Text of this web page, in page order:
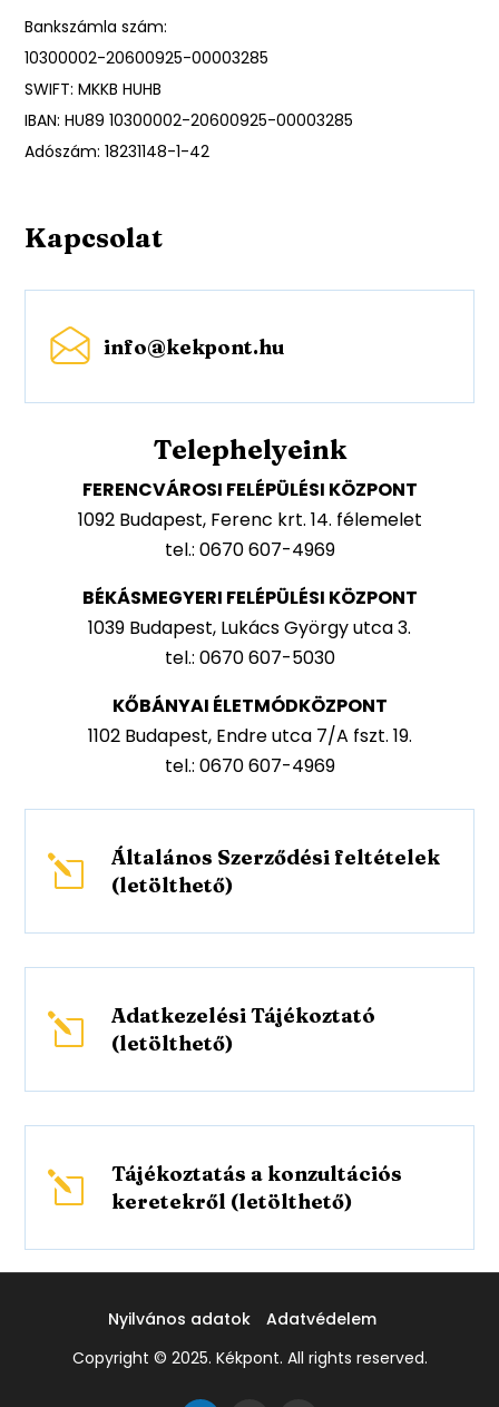
Bankszámla szám:
10300002-20600925-00003285
SWIFT: MKKB HUHB
IBAN: HU89 10300002-20600925-00003285
Adószám: 18231148-1-42
Kapcsolat
info@kekpont.hu
Telephelyeink
FERENCVÁROSI FELÉPÜLÉSI KÖZPONT
1092 Budapest, Ferenc krt. 14. félemelet
tel.: 0670 607-4969
BÉKÁSMEGYERI FELÉPÜLÉSI KÖZPONT
1039 Budapest, Lukács György utca 3.
tel.: 0670 607-5030
KŐBÁNYAI ÉLETMÓDKÖZPONT
1102 Budapest, Endre utca 7/A fszt. 19.
tel.: 0670 607-4969
l
Általános Szerződési feltételek
(letölthető)
l
Adatkezelési Tájékoztató
(letölthető)
l
Tájékoztatás a konzultációs
keretekről (letölthető)
Nyilvános adatok
Adatvédelem
Copyright © 2025. Kékpont. All rights reserved.